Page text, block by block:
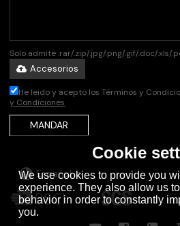
Solo admite .rar/.zip/.jpg/.png/.gif/.doc/.xls/
Accesorios
He leido y acepto los Términos y
y Condiciones
MANDAR
Español
Cookie
We use cookies to provide you
experience. They also allow us
behavior in order to constantly
you.